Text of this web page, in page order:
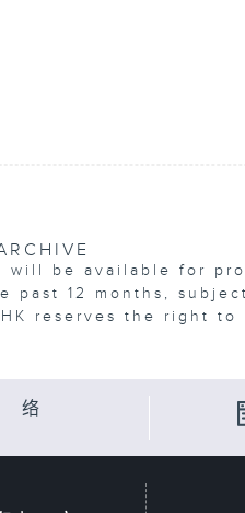
will be available for
past 12 months,
reserves the right to
络